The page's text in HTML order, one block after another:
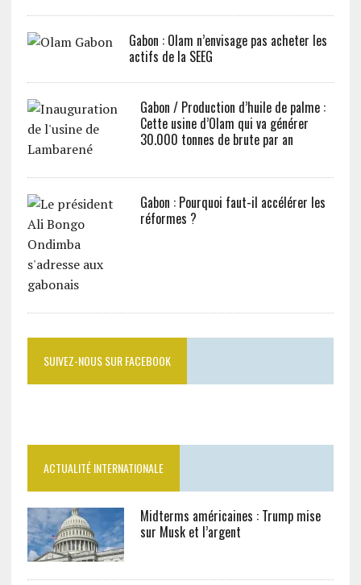
Gabon : Olam n’envisage pas acheter les
actifs de la SEEG
Gabon / Production d’huile de palme :
Cette usine d’Olam qui va générer
30.000 tonnes de brute par an
Gabon : Pourquoi faut-il accélérer les
réformes ?
SUIVEZ-NOUS SUR FACEBOOK
ACTUALITÉ INTERNATIONALE
Midterms américaines : Trump mise
sur Musk et l’argent